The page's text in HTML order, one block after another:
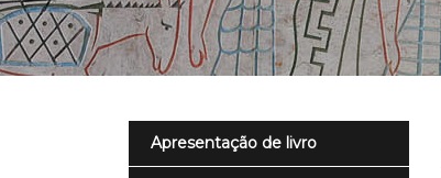
Apresentação de livro